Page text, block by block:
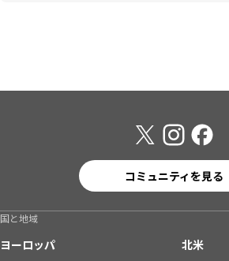
コミュニティを見る
国と地域
ヨーロッパ
北米